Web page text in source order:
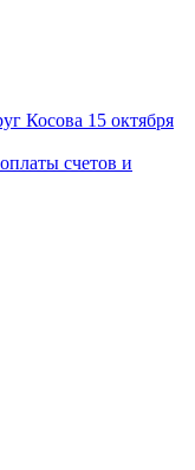
Косова 15 октября
счетов и